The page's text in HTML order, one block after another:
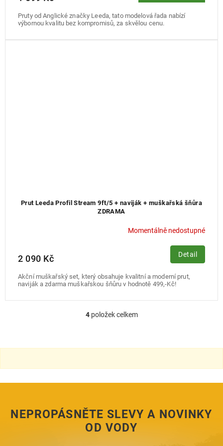
Pruty od Anglické značky Leeda, tato modelová řada nabízí
výbornou kvalitu bez kompromisů, za skvělou cenu.
Prut Leeda Profil Stream 9ft/5 + naviják + muškařská šňůra
ZDRAMA
Momentálně nedostupné
2 090 Kč Detail
Akční muškařský set, který obsahuje kvalitní a moderní prut,
naviják a zdarma muškařskou šňůru v hodnotě 499,-Kč!
O
á
a
í
v
k
y
4položek celkem
NEPROPÁSNĚTE SLEVY A NOVINKY
OD VODY